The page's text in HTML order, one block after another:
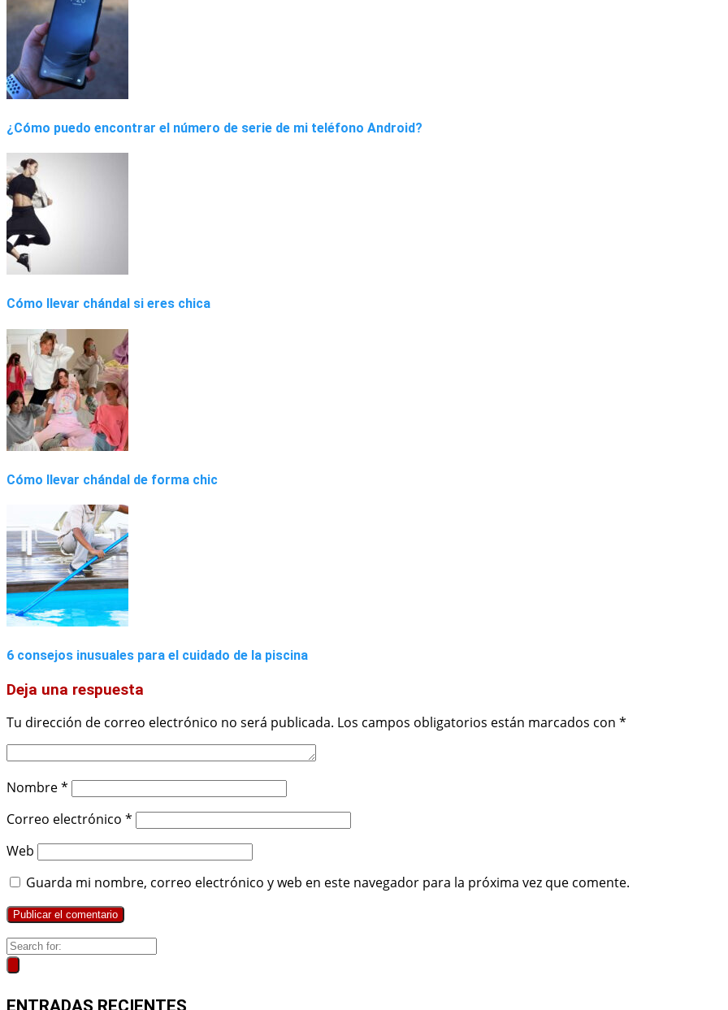
¿Cómo puedo encontrar el número de serie de mi teléfono Android?
Cómo llevar chándal si eres chica
Cómo llevar chándal de forma chic
6 consejos inusuales para el cuidado de la piscina
Deja una respuesta
Tu dirección de correo electrónico no será publicada. Los campos obligatorios están marcados con *
Nombre*
Correo electrónico *
Web
Guarda mi nombre, correo electrónico y web en este navegador para la próxima vez que comente.
ENTRADAS RECIENTES